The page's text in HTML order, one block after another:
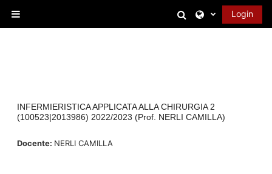
Attiva/disattiva
Login
INFERMIERISTICA APPLICATA ALLA CHIRURGIA 2
(100523|2013986) 2022/2023 (Prof. NERLI CAMILLA)
Docente: NERLI CAMILLA